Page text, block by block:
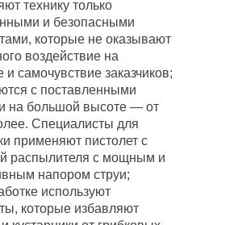
технику только
и безопасными
которые не оказывают
воздействие на
и самочувствие заказчиков;
с поставленными
на большой высоте — от
Специалисты для
применяют пистолет с
распылителя с мощным и
напором струи;
используют
которые избавляют